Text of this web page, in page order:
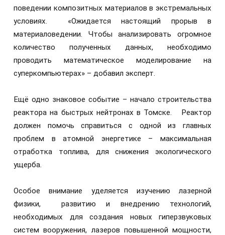
поведении композитных материалов в экстремальных
условиях. «Ожидается настоящий прорыв в
материаловедении. Чтобы анализировать огромное
количество полученных данных, необходимо
проводить математическое моделирование на
суперкомпьютерах» – добавил эксперт.
Ещё одно знаковое событие – начало строительства
реактора на быстрых нейтронах в Томске. Реактор
должен помочь справиться с одной из главных
проблем в атомной энергетике – максимальная
отработка топлива, для снижения экологического
ущерба.
Особое внимание уделяется изучению лазерной
физики, развитию и внедрению технологий,
необходимых для создания новых гиперзвуковых
систем вооружения, лазеров повышенной мощности,